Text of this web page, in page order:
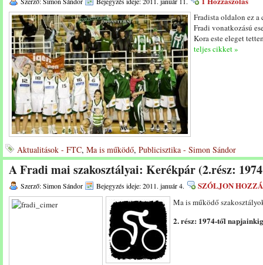
Fradista oldalon ez
Fradi vonatkozású
Kora este eleget
teljes cikket »
Aktualitások - FTC, Ma is működő, Publicisztika - Simon Sándor
A Fradi mai szakosztályai: Kerékpár (2.rész:
Szerző: Simon Sándor Bejegyzés ideje: 2011. január 4. SZÓLJON HOZZÁ
Ma is működő
2. rész: 1974-től napjainkig